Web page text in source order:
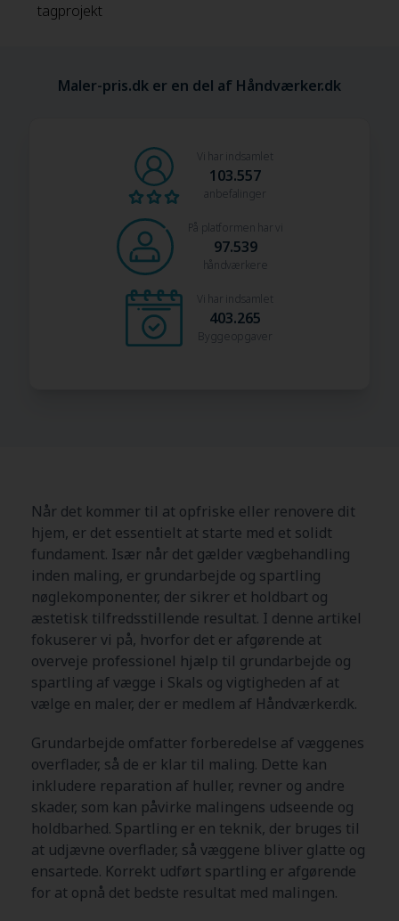
tagprojekt
Maler-pris.dk er en del af Håndværker.dk
Vi har indsamlet
103.557
anbefalinger
På platformen har vi
97.539
håndværkere
Vi har indsamlet
403.265
Byggeopgaver
Når det kommer til at opfriske eller renovere dit
hjem, er det essentielt at starte med et solidt
fundament. Især når det gælder vægbehandling
inden maling, er grundarbejde og spartling
nøglekomponenter, der sikrer et holdbart og
æstetisk tilfredsstillende resultat. I denne artikel
fokuserer vi på, hvorfor det er afgørende at
overveje professionel hjælp til grundarbejde og
spartling af vægge i Skals og vigtigheden af at
vælge en maler, der er medlem af Håndværker.dk.
Grundarbejde omfatter forberedelse af væggenes
overflader, så de er klar til maling. Dette kan
inkludere reparation af huller, revner og andre
skader, som kan påvirke malingens udseende og
holdbarhed. Spartling er en teknik, der bruges til
at udjævne overflader, så væggene bliver glatte og
ensartede. Korrekt udført spartling er afgørende
for at opnå det bedste resultat med malingen.